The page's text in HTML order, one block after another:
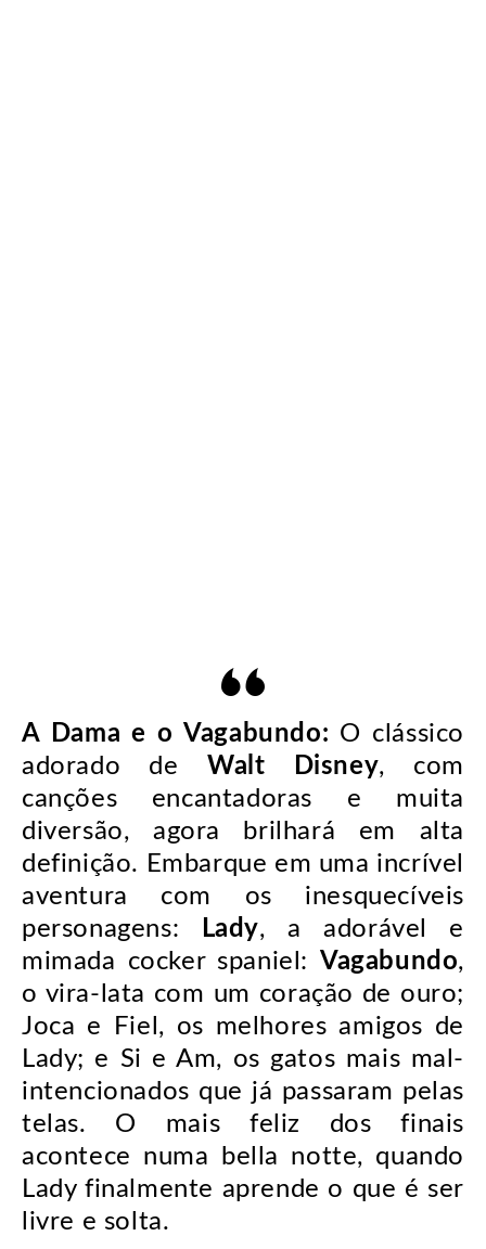
A Dama e o Vagabundo: O clássico
adorado de Walt Disney, com
canções encantadoras e muita
diversão, agora brilhará em alta
definição. Embarque em uma incrível
aventura com os inesquecíveis
personagens:
Lady, a adorável e
mimada cocker spaniel: Vagabundo,
o vira-lata com um coração de ouro;
Joca e Fiel, os melhores amigos de
Lady; e Si e Am, os gatos mais mal-
intencionados que já passaram pelas
telas. O mais feliz dos finais
acontece numa bella notte, quando
Lady finalmente aprende o que é ser
livre e solta.